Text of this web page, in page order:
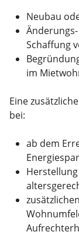
Neubau
Schaffung
im
Eine
bei:
ab dem